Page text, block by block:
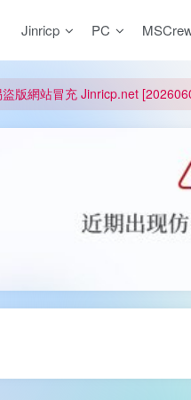
Jinricp PC
網站邀請碼
版網站冒充 Jinricp.net
給主播糟下架,我們提高了粉絲房
僅支援115網盤/PikPak網盤，其它
播放影片呈現 “一條線” 的問題報
網站邀請碼
盜版網站冒充 Jinricp.net